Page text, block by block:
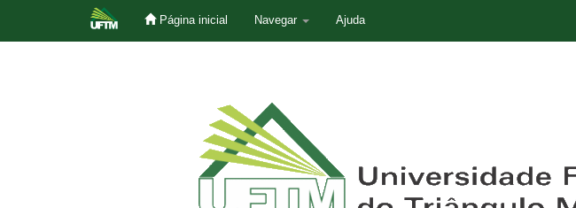
Página inicial Navegar Ajuda